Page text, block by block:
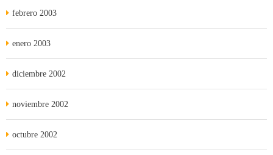
febrero 2003
enero 2003
diciembre 2002
noviembre 2002
octubre 2002